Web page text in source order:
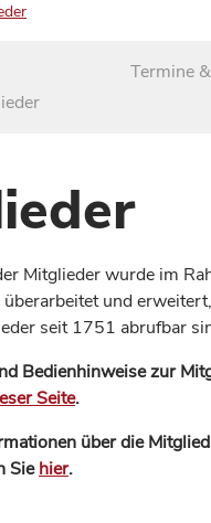
Termine
Mitglieder wurde im
und
seit 1751 abrufbar
Bedienhinweise zur
Seite.
über die
Siehier.